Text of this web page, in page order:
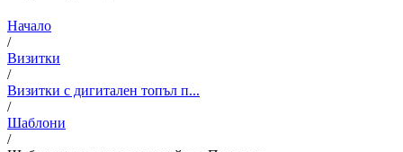
Начало
/
Визитки
/
Визитки с дигитален топъл п...
/
Шаблони
/